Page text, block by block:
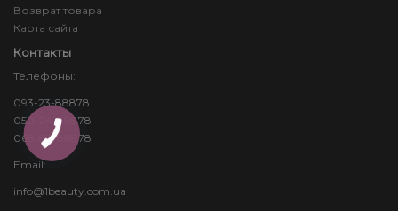
Возврат товара
Карта сайта
Контакты
Телефоны:
093-23-88878
050-24-88878
068-83-88878
Email:
info@1beauty.com.ua
КНОПКА
ЗВ'ЯЗКУ